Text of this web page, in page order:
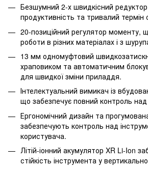
Безшумний 2-х швидкісний
продуктивність та тривалий термін
20-позиційний регулятор моменту,
роботи в різних матеріалах і з
13 мм одномуфтовий
храповиком та автоматичним
для швидкої зміни приладдя.
Інтелектуальний вимикач із
що забезпечує повний контроль
Ергономічний дизайн та
забезпечують контроль над
користувача.
Літій-іонний акумулятор XR Li-Ion
стійкість інструмента у